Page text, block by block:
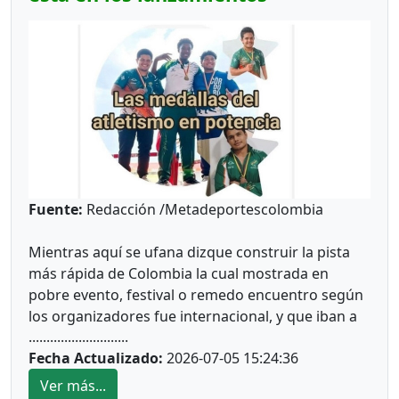
Fuente: Redacción /Metadeportescolombia
Mientras aquí se ufana dizque construir la pista
más rápida de Colombia la cual mostrada en
pobre evento, festival o remedo encuentro según
los organizadores fue internacional, y que iban a
remplazar a Carlos Sanmartín con 10
“Sanmartines más, no los veo, la provincia saca la
cara en los torneo nacionales o interna nacionales
............................
Fecha Actualizado: 2026-07-05 15:24:36
Ver más...